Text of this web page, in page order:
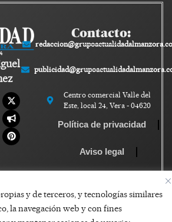
y de terceros, y tecnologías similares
la navegación web y con fines
Contacto:
Centro comercial Valle del
Este, local 24, Vera - 04620
Política de privacidad
Aviso legal